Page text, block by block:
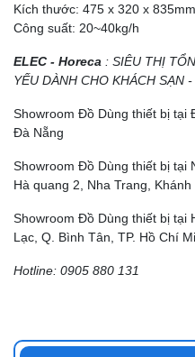
Kích thước: 475 x 320 x 835mm
Công suất: 20~40kg/h
ELEC - Horeca : SIÊU THỊ
YẾU DÀNH CHO KHÁCH SẠN
Showroom Đồ Dùng thiết bị tại
Đà Nẵng
Showroom Đồ Dùng thiết bị
Hà quang 2, Nha Trang, Khánh
Showroom Đồ Dùng thiết bị tại
Lạc, Q. Bình Tân, TP. Hồ Chí
Hotline: 0905 880 131